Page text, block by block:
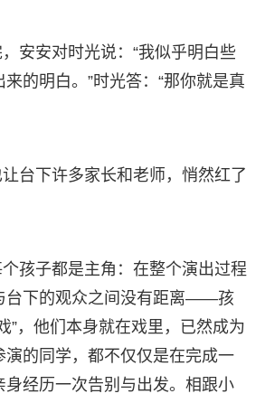
安安对时光说：“我似乎明白些
的明白。”时光答：“那你就是真
台下许多家长和老师，悄然红了
孩子都是主角：在整个演出过程
台下的观众之间没有距离——孩
”，他们本身就在戏里，已然成为
演的同学，都不仅仅是在完成一
身经历一次告别与出发。相跟小